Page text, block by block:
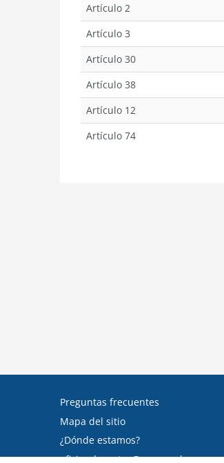
Artículo 2
Artículo 3
Artículo 30
Artículo 38
Artículo 12
Artículo 74
Preguntas frecuentes
Mapa del sitio
¿Dónde estamos?
oficinadepartes@suseso.cl